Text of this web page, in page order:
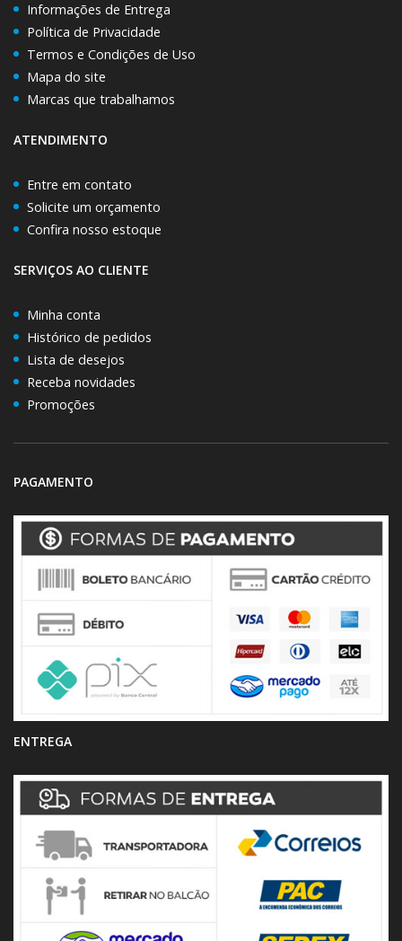
Informações de Entrega
Política de Privacidade
Termos e Condições de Uso
Mapa do site
Marcas que trabalhamos
ATENDIMENTO
Entre em contato
Solicite um orçamento
Confira nosso estoque
SERVIÇOS AO CLIENTE
Minha conta
Histórico de pedidos
Lista de desejos
Receba novidades
Promoções
PAGAMENTO
ENTREGA